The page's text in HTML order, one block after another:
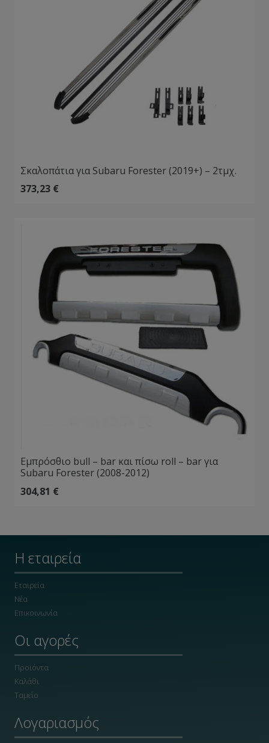
Σκαλοπάτια για Subaru Forester (2019+) – 2τμχ.
373,23 €
Εμπρόσθιο bull – bar και πίσω roll – bar για
Subaru Forester (2008-2012)
304,81 €
Η εταιρεία
Εταιρεία
Νέα
Επικοινωνία
Οι αγορές
Προϊόντα
Καλάθι
Ταμείο
Λογαριασμός